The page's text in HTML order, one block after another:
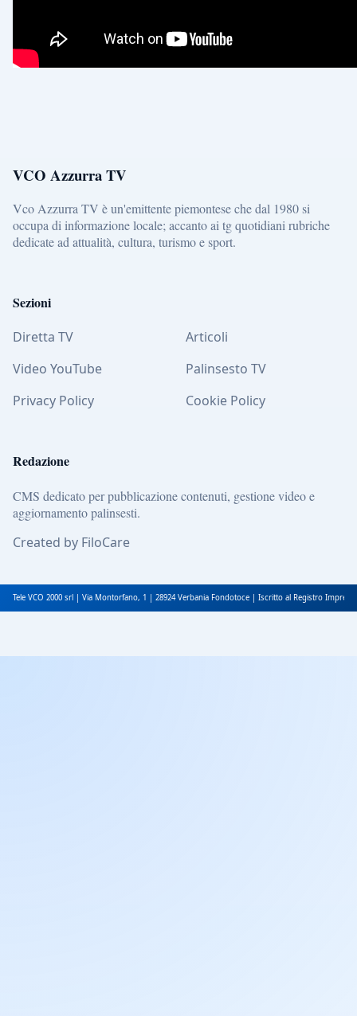
VCO Azzurra TV
Vco Azzurra TV è un'emittente piemontese che dal 1980 si
occupa di informazione locale; accanto ai tg quotidiani rubriche
dedicate ad attualità, cultura, turismo e sport.
Sezioni
Diretta TV
Articoli
Video YouTube
Palinsesto TV
Privacy Policy
Cookie Policy
Redazione
CMS dedicato per pubblicazione contenuti, gestione video e
aggiornamento palinsesti.
Created by FiloCare
Tele VCO 2000 srl | Via Montorfano, 1 | 28924 Verbania Fondotoce | Iscritto al Registro Imprese